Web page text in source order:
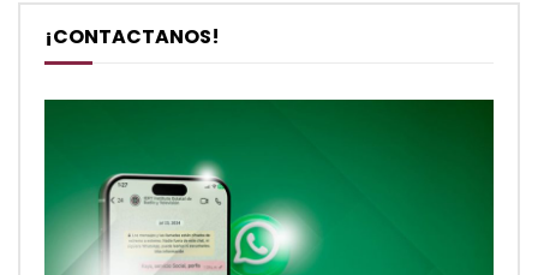
¡CONTACTANOS!